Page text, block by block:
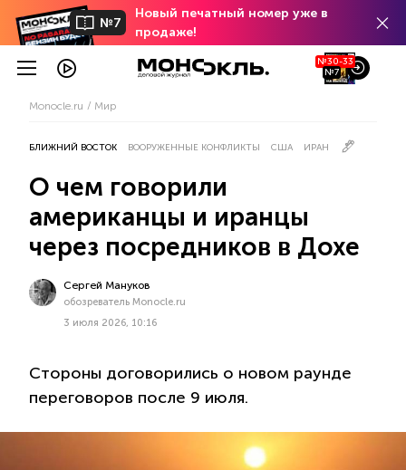
№7
Новый печатный номер уже в
продаже!
№30-33
№7
Monocle.ru Мир
БЛИЖНИЙ ВОСТОК ВООРУЖЕННЫЕ КОНФЛИКТЫ США ИРАН
О чем говорили
американцы и иранцы
через посредников в Дохе
Сергей Мануков
обозреватель Monocle.ru
3 июля 2026, 10:16
Стороны договорились о новом раунде
переговоров после 9 июля.